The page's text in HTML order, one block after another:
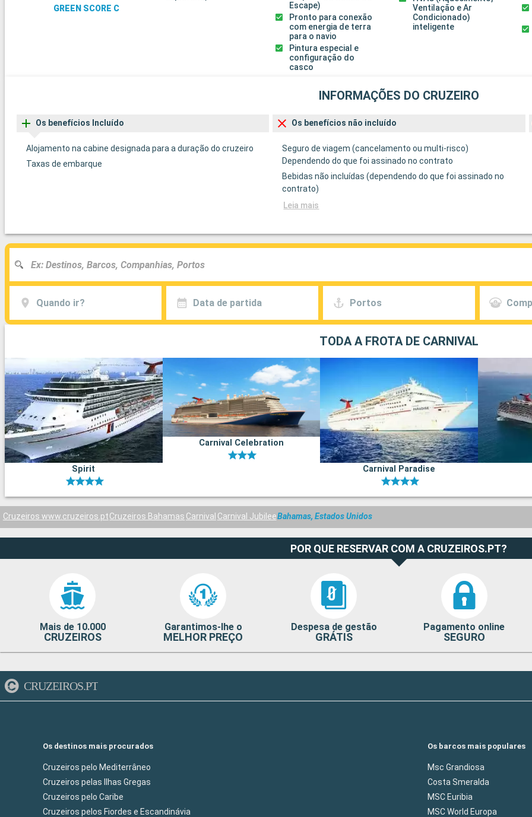
GREEN SCORE C
Escape)
Pronto para conexão
com energia de terra
para o navio
Pintura especial e
configuração do
casco
Ventilação e Ar
Condicionado)
inteligente
INFORMAÇÕES DO CRUZEIRO
Os benefícios Incluído
Alojamento na cabine designada para a duração do cruzeiro
Taxas de embarque
Os benefícios não incluído
Seguro de viagem (cancelamento ou multi-risco)
Dependendo do que foi assinado no contrato
Bebidas não incluídas (dependendo do que foi assinado no
contrato)
Leia mais
Quando ir? Data de partida Portos
TODA A FROTA DE CARNIVAL
Spirit
Carnival Celebration
Carnival Paradise
Cruzeiros www.cruzeiros.ptCruzeiros Bahamas Carnival Carnival JubileeBahamas, Estados Unidos
POR QUE RESERVAR COM A CRUZEIROS.PT?
Mais de 10.000
CRUZEIROS
Garantimos-lhe o
MELHOR PREÇO
Despesa de gestão
GRÁTIS
Pagamento online
SEGURO
CRUZEIROS.PT
Os destinos mais procurados
Cruzeiros pelo Mediterrâneo
Cruzeiros pelas Ilhas Gregas
Cruzeiros pelo Caribe
Cruzeiros pelos Fiordes e Escandinávia
Os barcos mais populares
Msc Grandiosa
Costa Smeralda
MSC Euribia
MSC World Europa